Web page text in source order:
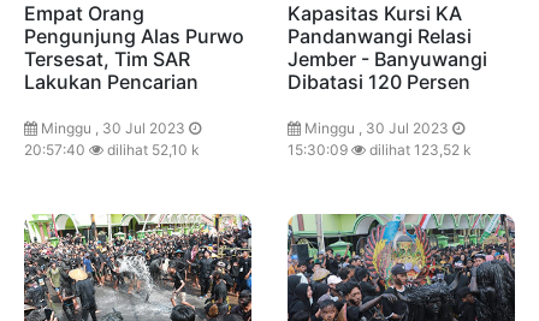
Empat Orang
Pengunjung Alas Purwo
Tersesat, Tim SAR
Lakukan Pencarian
Minggu , 30 Jul 2023
20:57:40
dilihat 52,10 k
Kapasitas Kursi KA
Pandanwangi Relasi
Jember - Banyuwangi
Dibatasi 120 Persen
Minggu , 30 Jul 2023
15:30:09
dilihat 123,52 k